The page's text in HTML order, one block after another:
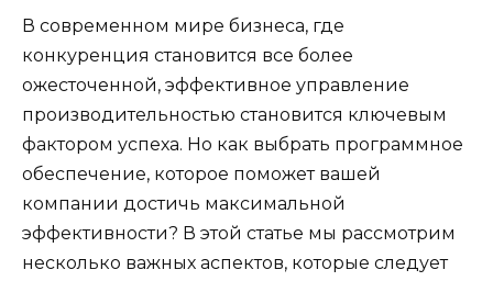
В современном мире бизнеса, где
конкуренция становится все более
ожесточенной, эффективное управление
производительностью становится ключевым
фактором успеха. Но как выбрать программное
обеспечение, которое поможет вашей
компании достичь максимальной
эффективности? В этой статье мы рассмотрим
несколько важных аспектов, которые следует